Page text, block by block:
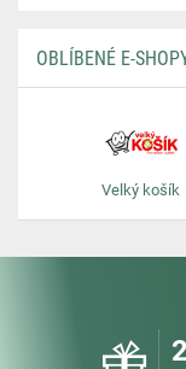
OBLÍBENÉ E-
Velký košík